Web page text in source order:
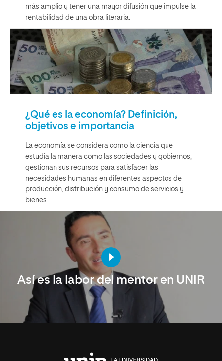
más amplio y tener una mayor difusión que impulse la
rentabilidad de una obra literaria.
¿Qué es la economía? Definición,
objetivos e importancia
La economía se considera como la ciencia que
estudia la manera como las sociedades y gobiernos,
gestionan sus recursos para satisfacer las
necesidades humanas en diferentes aspectos de
producción, distribución y consumo de servicios y
bienes.
Así es la labor del mentor en UNIR